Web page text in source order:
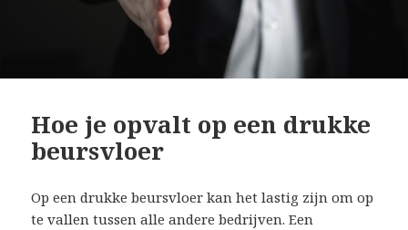
Hoe je opvalt op een drukke
beursvloer
Op een drukke beursvloer kan het lastig zijn om op
te vallen tussen alle andere bedrijven. Een